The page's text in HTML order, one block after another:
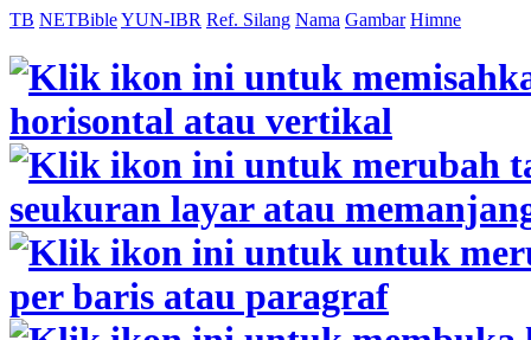
TB NETBibleYUN-IBR Ref. Silang Nama Gambar Himne